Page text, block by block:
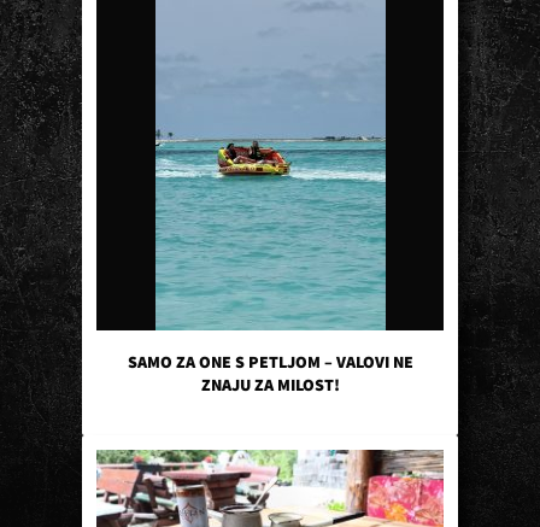
SAMO ZA ONE S PETLJOM – VALOVI NE
ZNAJU ZA MILOST!